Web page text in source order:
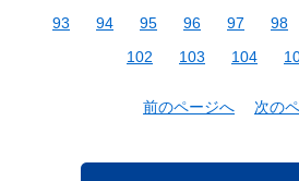
93
94 95 96 97 98
102
103 104
前のページへ 次の